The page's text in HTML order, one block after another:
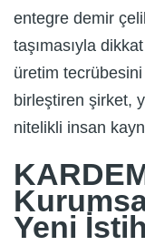
entegre demir
taşımasıyla
üretim tecrübesini
birleştiren şirket,
nitelikli insan
Yeni